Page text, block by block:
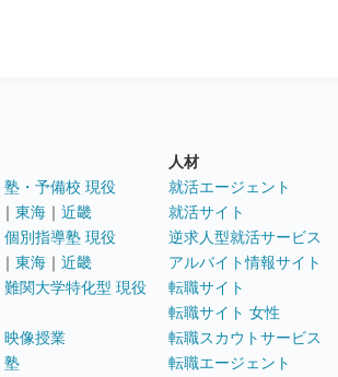
塾・予備校 現役
｜ 東海 ｜ 近畿
個別指導塾 現役
｜ 東海 ｜ 近畿
難関大学特化型 現役
映像授業
塾
人材
就活エージェント
就活サイト
逆求人型就活サービス
アルバイト情報サイト
転職サイト
転職サイト 女性
転職スカウトサービス
転職エージェント